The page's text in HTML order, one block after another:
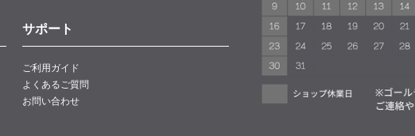
サポート
ご利用ガイド
よくあるご質問
お問い合わせ